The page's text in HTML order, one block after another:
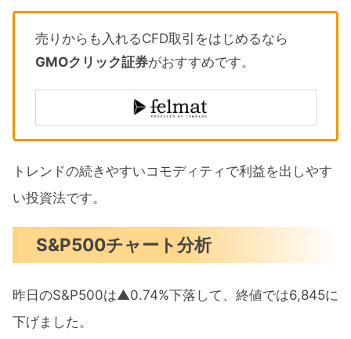
売りからも入れるCFD取引をはじめるなら
GMOクリック証券がおすすめです。
トレンドの続きやすいコモディティで利益を出しやす
い投資法です。
S&P500チャート分析
昨日のS&P500は▲0.74%下落して、終値では6,845に
下げました。